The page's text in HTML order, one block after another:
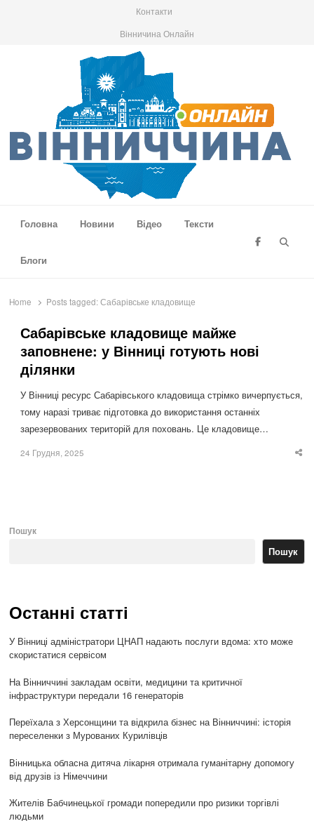
Контакти
Вінничина Онлайн
Головна
Новини Відео Тексти
Блоги
Home Posts tagged:Сабарівське кладовище
Сабарівське кладовище майже
заповнене: у Вінниці готують нові
ділянки
У Вінниці ресурс Сабарівського кладовища стрімко вичерпується,
тому наразі триває підготовка до використання останніх
зарезервованих територій для поховань. Це кладовище…
24 Грудня, 2025
Пошук
Пошук
Останні статті
У Вінниці адміністратори ЦНАП надають послуги вдома: хто може
скористатися сервісом
На Вінниччині закладам освіти, медицини та критичної
інфраструктури передали 16 генераторів
Переїхала з Херсонщини та відкрила бізнес на Вінниччині: історія
переселенки з Мурованих Курилівців
Вінницька обласна дитяча лікарня отримала гуманітарну допомогу
від друзів із Німеччини
Жителів Бабчинецької громади попередили про ризики торгівлі
людьми